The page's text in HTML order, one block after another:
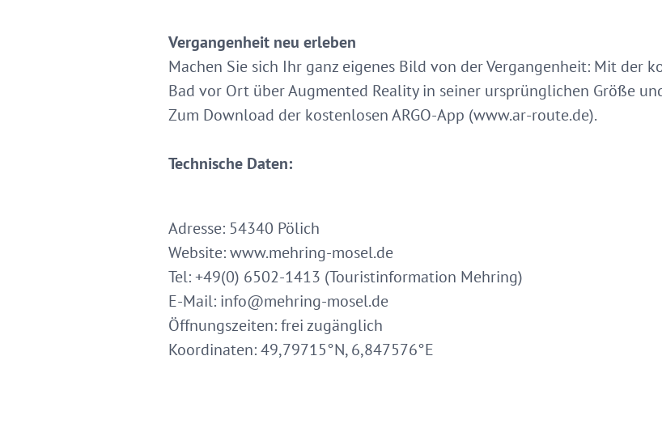
Vergangenheit neu erleben
Machen Sie sich Ihr ganz eigenes Bild von der Vergangenheit: Mit der
Bad vor Ort über Augmented Reality in seiner ursprünglichen Größe
Zum Download der kostenlosen ARGO-App (www.ar-route.de).
Technische Daten:
Adresse: 54340 Pölich
Website: www.mehring-mosel.de
Tel: +49(0) 6502-1413 (Touristinformation Mehring)
E-Mail: info@mehring-mosel.de
Öffnungszeiten: frei zugänglich
Koordinaten: 49,79715°N, 6,847576°E